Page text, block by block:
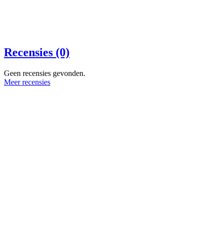
Recensies (0)
Geen recensies gevonden.
Meer recensies